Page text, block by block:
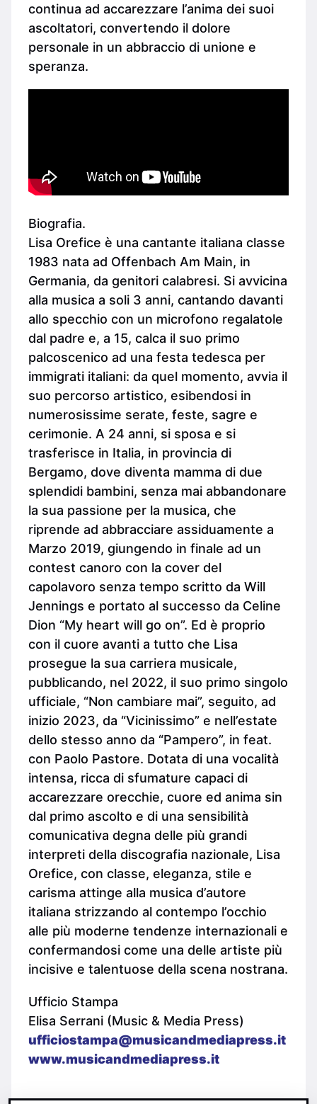
continua ad accarezzare l’anima dei suoi
ascoltatori, convertendo il dolore
personale in un abbraccio di unione e
speranza.
Biografia.
Lisa Orefice è una cantante italiana classe
1983 nata ad Offenbach Am Main, in
Germania, da genitori calabresi. Si avvicina
alla musica a soli 3 anni, cantando davanti
allo specchio con un microfono regalatole
dal padre e, a 15, calca il suo primo
palcoscenico ad una festa tedesca per
immigrati italiani: da quel momento, avvia il
suo percorso artistico, esibendosi in
numerosissime serate, feste, sagre e
cerimonie. A 24 anni, si sposa e si
trasferisce in Italia, in provincia di
Bergamo, dove diventa mamma di due
splendidi bambini, senza mai abbandonare
la sua passione per la musica, che
riprende ad abbracciare assiduamente a
Marzo 2019, giungendo in finale ad un
contest canoro con la cover del
capolavoro senza tempo scritto da Will
Jennings e portato al successo da Celine
Dion “My heart will go on”. Ed è proprio
con il cuore avanti a tutto che Lisa
prosegue la sua carriera musicale,
pubblicando, nel 2022, il suo primo singolo
ufficiale, “Non cambiare mai”, seguito, ad
inizio 2023, da “Vicinissimo” e nell’estate
dello stesso anno da “Pampero”, in feat.
con Paolo Pastore. Dotata di una vocalità
intensa, ricca di sfumature capaci di
accarezzare orecchie, cuore ed anima sin
dal primo ascolto e di una sensibilità
comunicativa degna delle più grandi
interpreti della discografia nazionale, Lisa
Orefice, con classe, eleganza, stile e
carisma attinge alla musica d’autore
italiana strizzando al contempo l’occhio
alle più moderne tendenze internazionali e
confermandosi come una delle artiste più
incisive e talentuose della scena nostrana.
Ufficio Stampa
Elisa Serrani (Music & Media Press)
ufficiostampa@musicandmediapress.it
www.musicandmediapress.it